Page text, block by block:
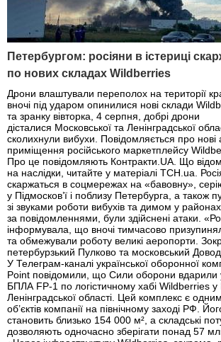
Петербургом: росіяни в істериці
по нових складах Wildberries
Дрони влаштували переполох на території
вночі під ударом опинилися нові склади
та зранку вівторка, 4 серпня, добрі дрони
дісталися Московської та Ленінградської
сколихнули вибухи. Повідомляється про нові
приміщення російського маркетплейсу
Про це повідомляють Контракти.UA. Що
на наслідки, читайте у матеріалі ТСН.ua.
скаржаться в соцмережах на «бавовну»,
у Підмосков’ї і поблизу Петербурга, а також
зі звуками роботи вибухів та димом у
за повідомленнями, були здійснені атаки.
інформувала, що вночі тимчасово
та обмежували роботу великі аеропорти.
петербурзький Пулково та московський
У Телеграм-каналі української оборонної
Point повідомили, що Сили оборони вдарили
БПЛА FP-1 по логістичному хабі Wildberries
Ленінградської області. Цей комплекс є
об’єктів компанії на північному заході РФ.
становить близько 154 000 м², а складські
дозволяють одночасно зберігати понад 57